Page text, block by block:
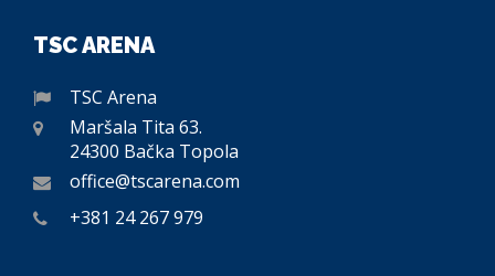
TSC ARENA
TSC Arena
Maršala Tita 63.
24300 Bačka Topola
office@tscarena.com
+381 24 267 979